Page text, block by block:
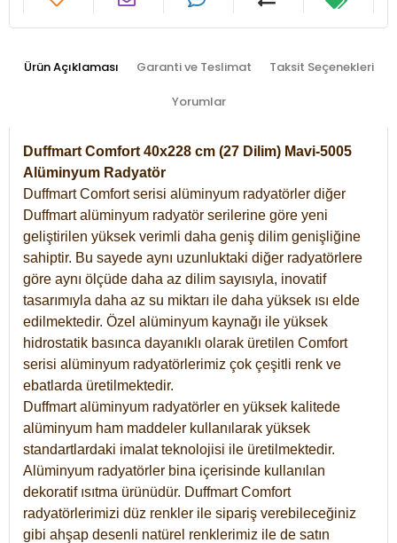
Ürün Açıklaması Garanti ve Teslimat Taksit Seçenekleri
Yorumlar
Duffmart Comfort 40x228 cm (27 Dilim) Mavi-5005
Alüminyum Radyatör
Duffmart Comfort serisi alüminyum radyatörler diğer
Duffmart alüminyum radyatör serilerine göre yeni
geliştirilen yüksek verimli daha geniş dilim genişliğine
sahiptir. Bu sayede aynı uzunluktaki diğer radyatörlere
göre aynı ölçüde daha az dilim sayısıyla, inovatif
tasarımıyla daha az su miktarı ile daha yüksek ısı elde
edilmektedir. Özel alüminyum kaynağı ile yüksek
hidrostatik basınca dayanıklı olarak üretilen Comfort
serisi alüminyum radyatörlerimiz çok çeşitli renk ve
ebatlarda üretilmektedir.
Duffmart alüminyum radyatörler en yüksek kalitede
alüminyum ham maddeler kullanılarak yüksek
standartlardaki imalat teknolojisi ile üretilmektedir.
Alüminyum radyatörler bina içerisinde kullanılan
dekoratif ısıtma ürünüdür. Duffmart Comfort
radyatörlerimizi düz renkler ile sipariş verebileceğiniz
gibi ahşap desenli natürel renklerimiz ile de satın